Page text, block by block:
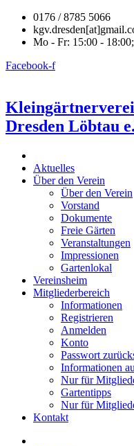
0176 / 8785 5066
Mo - Fr: 15:00 -
Facebook-f
Dresden Löbtau
Aktuelles
Über den Verein
Über den Verein
Vorstand
Dokumente
Freie Gärten
Veranstaltungen
Impressionen
Gartenlokal
Vereinsheim
Mitgliederbereich
Informationen
Registrieren
Anmelden
Konto
Passwort
Informationen
Nur für
Gartentipps
Nur für
Kontakt